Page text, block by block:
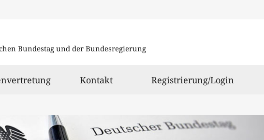
Bundestag und der Bundesregierung
Kontakt Registrierung/Login